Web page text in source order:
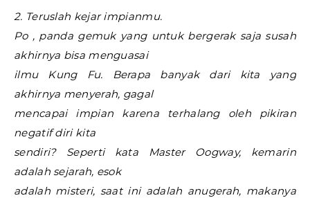
2. Teruslah kejar impianmu.
Po , panda gemuk yang untuk bergerak saja susah
akhirnya bisa menguasai
ilmu Kung Fu. Berapa banyak dari kita yang
akhirnya menyerah, gagal
mencapai impian karena terhalang oleh pikiran
negatif diri kita
sendiri? Seperti kata Master Oogway, kemarin
adalah sejarah, esok
adalah misteri, saat ini adalah anugerah, makanya